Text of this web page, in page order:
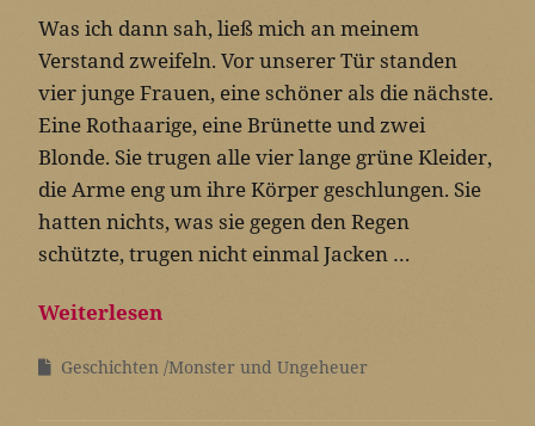
Was ich dann sah, ließ mich an meinem
Verstand zweifeln. Vor unserer Tür standen
vier junge Frauen, eine schöner als die nächste.
Eine Rothaarige, eine Brünette und zwei
Blonde. Sie trugen alle vier lange grüne Kleider,
die Arme eng um ihre Körper geschlungen. Sie
hatten nichts, was sie gegen den Regen
schützte, trugen nicht einmal Jacken …
Weiterlesen
Geschichten Monster und Ungeheuer